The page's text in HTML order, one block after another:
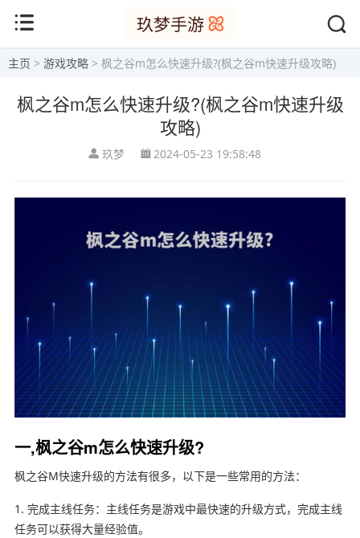
主页 > 游戏攻略 > 枫之谷m怎么快速升级?(枫之谷m快速升级攻略)
枫之谷m怎么快速升级?(枫之谷m快速升级
攻略)
玖梦 2024-05-23 19:58:48
一,枫之谷m怎么快速升级?
枫之谷M快速升级的方法有很多，以下是一些常用的方法：
1. 完成主线任务：主线任务是游戏中最快速的升级方式，完成主线
任务可以获得大量经验值。